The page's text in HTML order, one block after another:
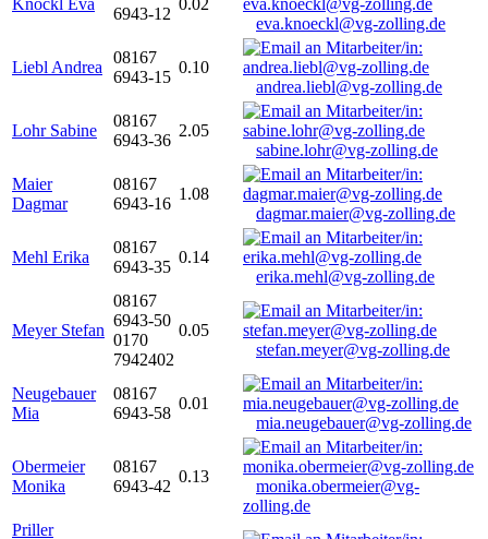
Knöckl Eva
6943-12
0.02
eva.knoeckl@vg-zolling.de
Liebl Andrea
08167
6943-15
0.10
andrea.liebl@vg-zolling.de
Lohr Sabine
08167
6943-36
2.05
sabine.lohr@vg-zolling.de
Maier
Dagmar
08167
6943-16
1.08
dagmar.maier@vg-zolling.de
Mehl Erika
08167
6943-35
0.14
erika.mehl@vg-zolling.de
Meyer Stefan
08167
6943-50
0170
7942402
0.05
stefan.meyer@vg-zolling.de
Neugebauer
Mia
08167
6943-58
0.01
mia.neugebauer@vg-zolling.de
Obermeier
Monika
08167
6943-42
0.13
monika.obermeier@vg-
zolling.de
Priller